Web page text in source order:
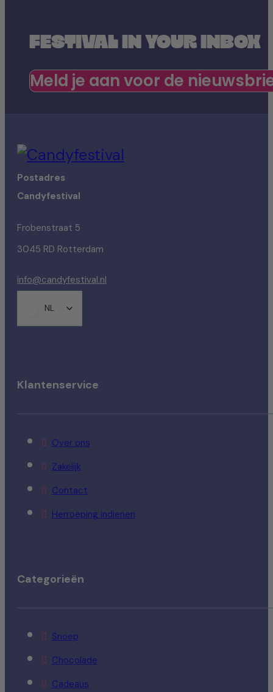
FESTIVAL IN YOUR INBOX
Meld je aan voor de
Postadres
Candyfestival
Frobenstraat 5
3045 RD Rotterdam
info@candyfestival.nl
NL
Klantenservice
Over ons
Zakelijk
Contact
Herroeping indienen
Categorieën
Snoep
Chocolade
Cadeaus